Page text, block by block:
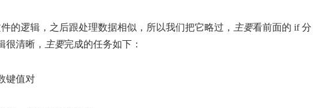
的逻辑，之后跟处理数据相似，所以我们把它略过， 主要看前面的 if 分
很清晰， 主要完成的任务如下：
键值对